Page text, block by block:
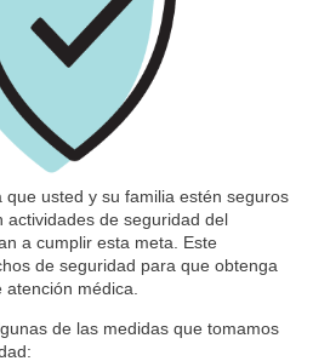
que usted y su familia estén seguros
actividades de seguridad del
a cumplir esta meta. Este
de seguridad para que obtenga
médica.
de las medidas que tomamos